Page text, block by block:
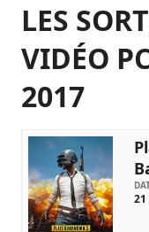
LES
VIDÉO
2017